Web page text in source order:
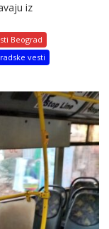
iz
Beograd
vesti